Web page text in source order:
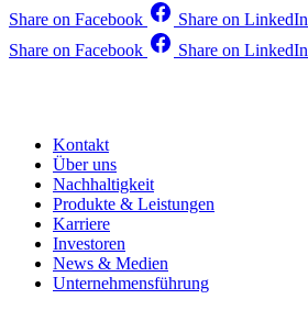
Share on Facebook
Share on LinkedIn
Share on Facebook
Share on LinkedIn
Kontakt
Über uns
Nachhaltigkeit
Produkte & Leistungen
Karriere
Investoren
News & Medien
Unternehmensführung